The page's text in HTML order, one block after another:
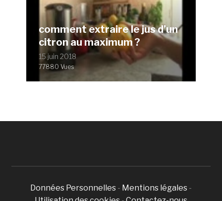
comment extraire le jus d’un
citron au maximum ?
15 juin 2018
77880 Vues
Données Personnelles - Mentions légales -